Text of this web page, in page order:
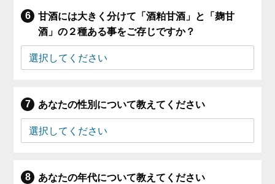
甘酒には大きく分けて「酒粕甘酒」と「麹甘
酒」の２種ある事をご存じですか？
あなたの性別について教えてください
あなたの年代について教えてください